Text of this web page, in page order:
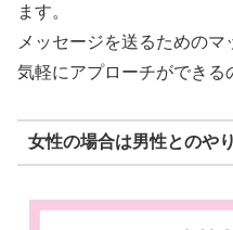
ます。
メッセージを送るための
気軽にアプローチができる
女性の場合は男性とのや